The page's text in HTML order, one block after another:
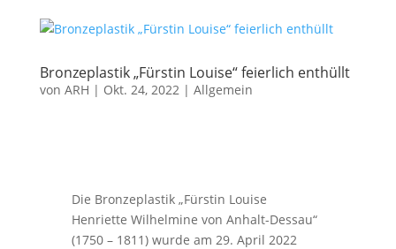
Bronzeplastik „Fürstin Louise“ feierlich enthüllt
von ARH | Okt. 24, 2022| Allgemein
Die Bronzeplastik „Fürstin Louise
Henriette Wilhelmine von Anhalt-Dessau“
(1750 – 1811) wurde am 29. April 2022